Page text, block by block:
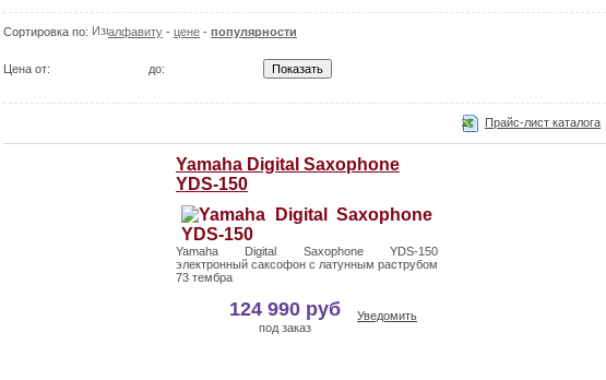
Сортировка по: алфавиту - цене - популярности
Цена от: до:
Прайс-лист каталога
Yamaha Digital Saxophone
YDS-150
Yamaha Digital Saxophone YDS-150
электронный саксофон с латунным раструбом
73 тембра
124 990 руб
под заказ
Уведомить